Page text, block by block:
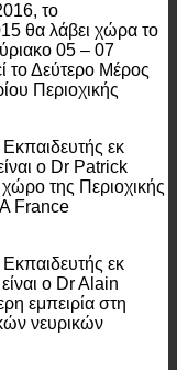
το
θα λάβει χώρα το
05 – 07
το Δεύτερο Μέρος
Περιοχικής
εκ
ο Dr Patrick
της Περιοχικής
France
εκ
ο Dr Alain
εμπειρία στη
νευρικών